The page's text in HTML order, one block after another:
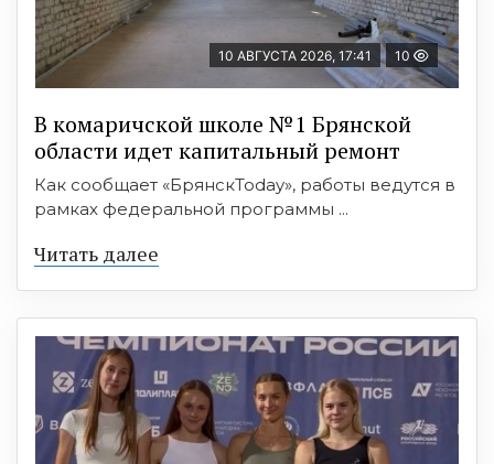
10 АВГУСТА 2026, 17:41 10
В комаричской школе №1 Брянской
области идет капитальный ремонт
Как сообщает «БрянскToday», работы ведутся в
рамках федеральной программы ...
Читать далее